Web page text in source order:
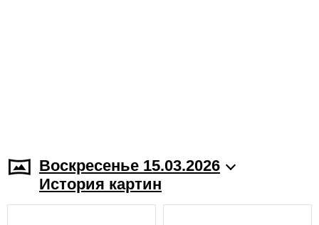
Воскресенье 15.03.2026
История картин